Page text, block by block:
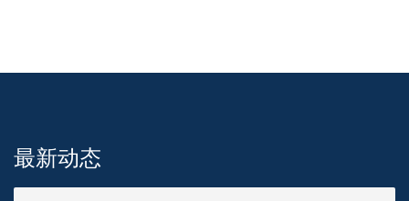
最新动态